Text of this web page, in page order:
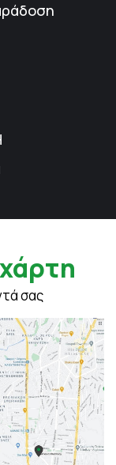
χάρτη
σας